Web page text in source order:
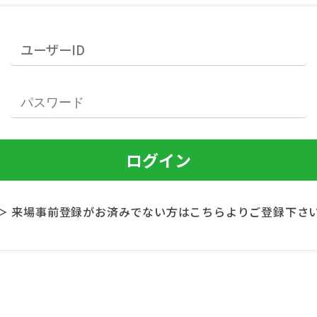
来場事前登録がお済みでない方はこちらよりご登録下さ